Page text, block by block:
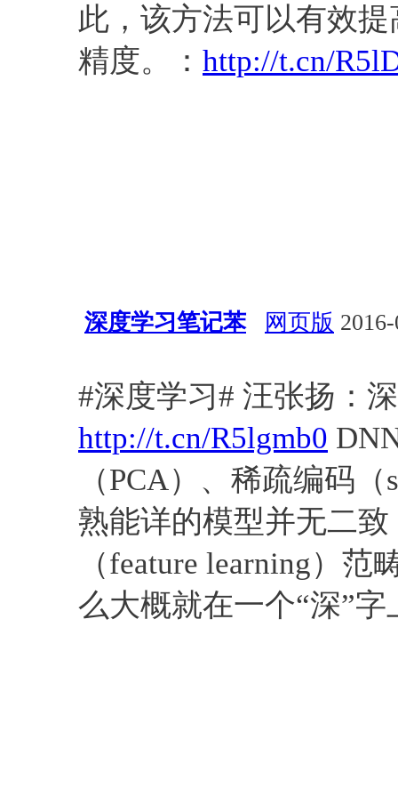
此，该方法可以有效
精度。： http://t.cn/
深度学习笔记苯 网页版
#深度学习# 汪张扬：
http://t.cn/R5lgmb0
（PCA）、稀疏编码
熟能详的模型并无二
（feature learning）
么大概就在一个“深”字